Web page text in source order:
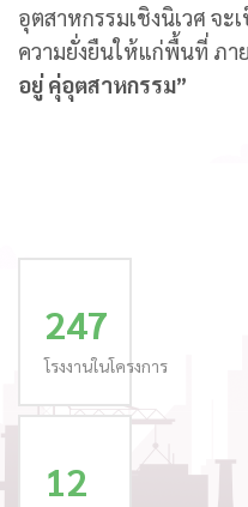
อุตสาหกรรมเชิงนิเวศ จะ
ความยั่งยืนให้แก่พื้นที่ ภ
อยู่ คุ่อุตสาหกรรม”
247
โรงงานในโครงการ
12